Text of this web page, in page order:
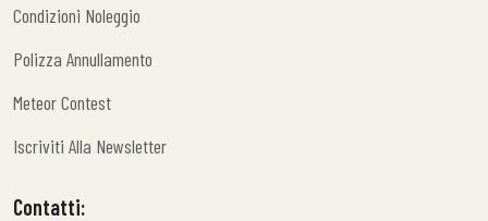
Condizioni Noleggio
Polizza Annullamento
Meteor Contest
Iscriviti Alla Newsletter
Contatti: